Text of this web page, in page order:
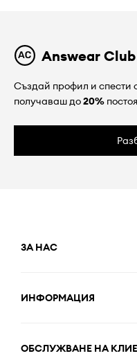
Answear Club
Създай профил и спести
получаваш до20%
ЗА НАС
ИНФОРМАЦИЯ
ОБСЛУЖВАНЕ НА